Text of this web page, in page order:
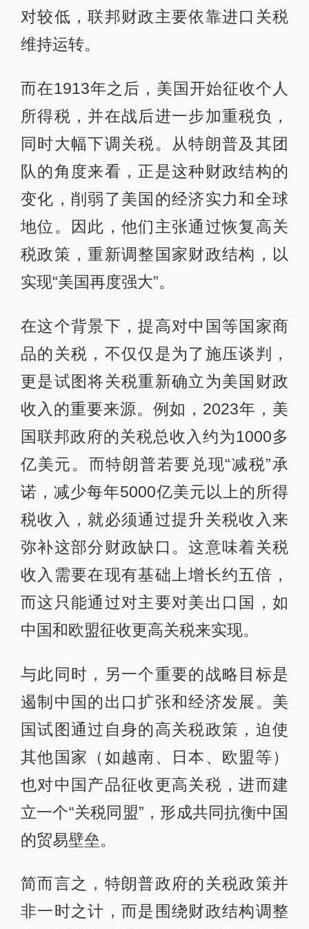
对较低，联邦财政主要依靠进口关税
维持运转。
而在1913年之后，美国开始征收个人
所得税，并在战后进一步加重税负，
同时大幅下调关税。从特朗普及其团
队的角度来看，正是这种财政结构的
变化，削弱了美国的经济实力和全球
地位。因此，他们主张通过恢复高关
税政策，重新调整国家财政结构，以
实现“美国再度强大”。
在这个背景下，提高对中国等国家商
品的关税，不仅仅是为了施压谈判，
更是试图将关税重新确立为美国财政
收入的重要来源。例如，2023年，美
国联邦政府的关税总收入约为1000多
亿美元。而特朗普若要兑现“减税”承
诺，减少每年5000亿美元以上的所得
税收入，就必须通过提升关税收入来
弥补这部分财政缺口。这意味着关税
收入需要在现有基础上增长约五倍，
而这只能通过对主要对美出口国，如
中国和欧盟征收更高关税来实现。
与此同时，另一个重要的战略目标是
遏制中国的出口扩张和经济发展。美
国试图通过自身的高关税政策，迫使
其他国家（如越南、日本、欧盟等）
也对中国产品征收更高关税，进而建
立一个“关税同盟”，形成共同抗衡中国
的贸易壁垒。
简而言之，特朗普政府的关税政策并
非一时之计，而是围绕财政结构调整